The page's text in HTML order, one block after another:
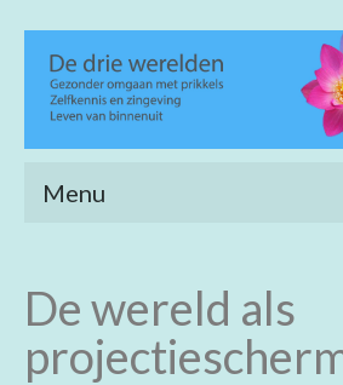
Menu
Heling en verfijning
Life coaching
De wereld als